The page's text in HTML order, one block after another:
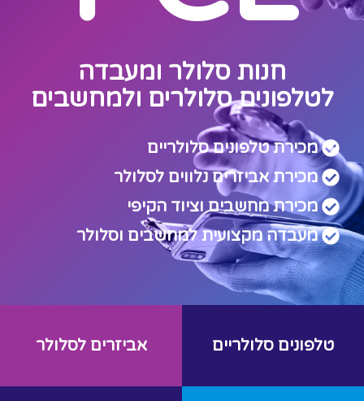
חנות סלולר ומעבדה
לטלפונים סלולרים ולמחשבים
מכירת טלפונים סלולריים
מכירת אביזרים נלווים לסלולר
מכירת מחשבים וציוד הקיפי
מעבדה מקצועית למחשבים וסלולר
טלפונים סלולריים אביזרים לסלולר